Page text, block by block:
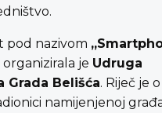
pod nazivom
organizirala je Udruga
Grada Belišća. Riječ je o
namijenjenoj